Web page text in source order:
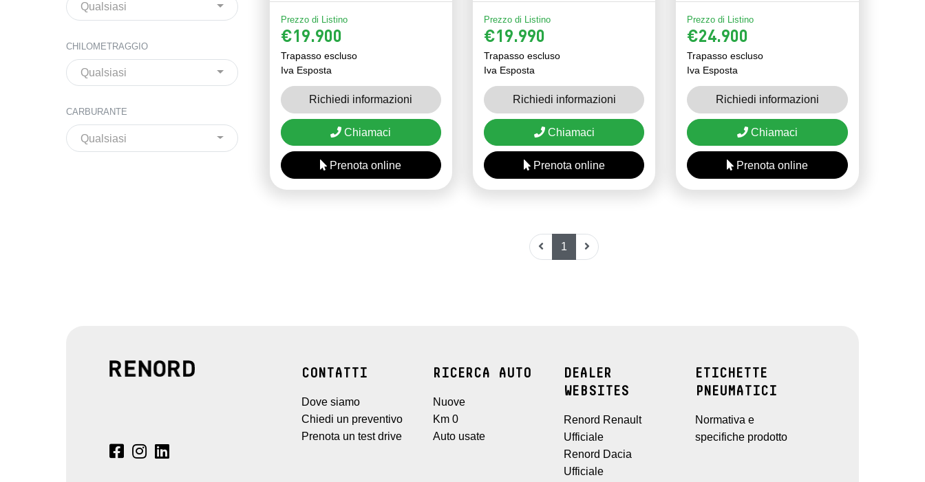
Qualsiasi
CHILOMETRAGGIO
Qualsiasi
CARBURANTE
Qualsiasi
Prezzo di Listino
€19.900
Trapasso escluso
Iva Esposta
Richiedi informazioni
Chiamaci
Prenota online
Prezzo di Listino
€19.990
Trapasso escluso
Iva Esposta
Richiedi informazioni
Chiamaci
Prenota online
Prezzo di Listino
€24.900
Trapasso escluso
Iva Esposta
Richiedi informazioni
Chiamaci
Prenota online
1
CONTATTI
Dove siamo
Chiedi un preventivo
Prenota un test drive
RICERCA AUTO
Nuove
Km 0
Auto usate
DEALER
WEBSITES
Renord Renault
Ufficiale
Renord Dacia
Ufficiale
ETICHETTE
PNEUMATICI
Normativa e
specifiche prodotto